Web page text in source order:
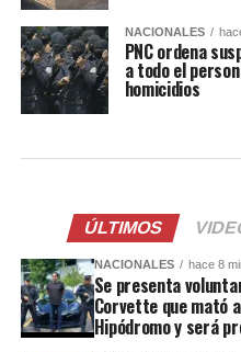
NACIONALES
PNC ordena
a todo el
homicidios
ÚLTIMOS
NACIONALES hace 8
Se presenta
Corvette que mató
Hipódromo y será